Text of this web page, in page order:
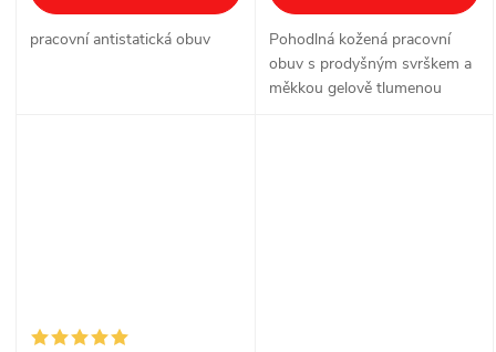
pracovní antistatická obuv
Pohodlná kožená pracovní
obuv s prodyšným svrškem a
měkkou gelově tlumenou